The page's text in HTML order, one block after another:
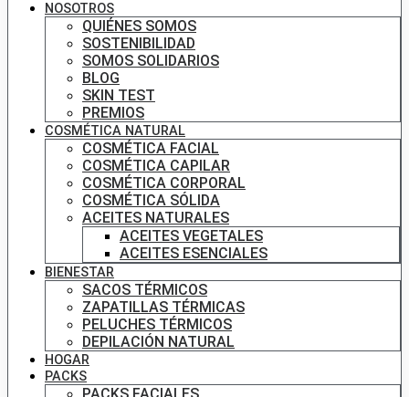
NOSOTROS
QUIÉNES SOMOS
SOSTENIBILIDAD
SOMOS SOLIDARIOS
BLOG
SKIN TEST
PREMIOS
COSMÉTICA NATURAL
COSMÉTICA FACIAL
COSMÉTICA CAPILAR
COSMÉTICA CORPORAL
COSMÉTICA SÓLIDA
ACEITES NATURALES
ACEITES VEGETALES
ACEITES ESENCIALES
BIENESTAR
SACOS TÉRMICOS
ZAPATILLAS TÉRMICAS
PELUCHES TÉRMICOS
DEPILACIÓN NATURAL
HOGAR
PACKS